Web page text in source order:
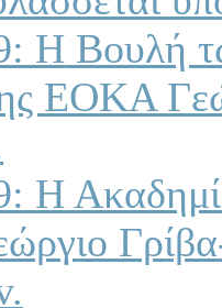
Η Βoυλή
ΕΟΚΑ
Η